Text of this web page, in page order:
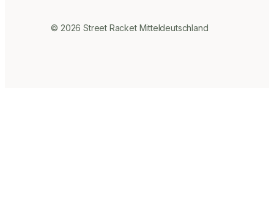
© 2026 Street Racket Mitteldeutschland